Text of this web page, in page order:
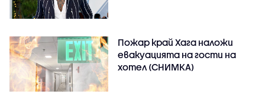
Пожар край Хага наложи
евакуацията на гости на
хотел (СНИМКА)